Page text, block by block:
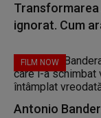
Transformarea
ignorat. Cum
FILM NOW
Antonio